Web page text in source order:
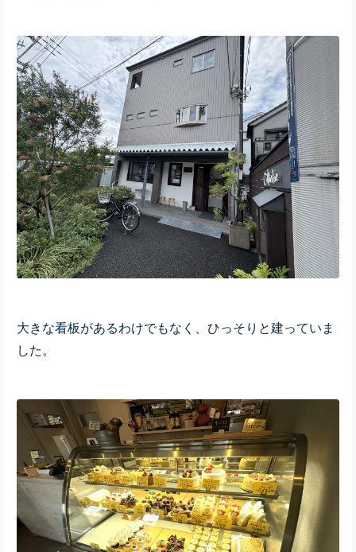
大きな看板があるわけでもなく、ひっそりと建っていま
した。